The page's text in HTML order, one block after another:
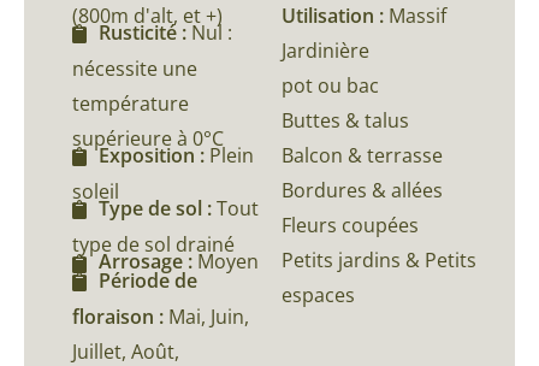
(800m d'alt, et +)
Rusticité : Nul :
nécessite une
température
supérieure à 0°C
Exposition : Plein
soleil
Type de sol :Tout
type de sol drainé
Arrosage : Moyen
Période de
floraison : Mai, Juin,
Juillet, Août,
Utilisation : Massif
Jardinière
pot ou bac
Buttes & talus
Balcon & terrasse
Bordures & allées
Fleurs coupées
Petits jardins & Petits
espaces